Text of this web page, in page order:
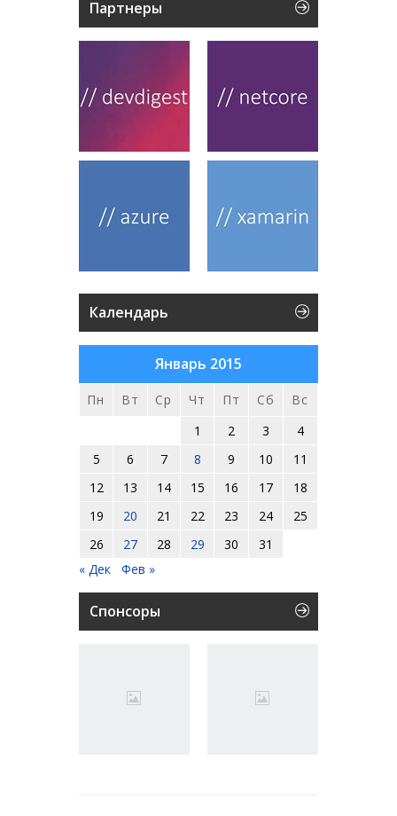
Партнеры
Календарь
Январь 2015
Пн Вт Ср Чт Пт Сб
Вс
1
2 3
4
5
6 7 8 9 10
11
12
13 14 15 16 17
18
19
20 21 22 23 24
25
26
27 28 29 30
31
« Дек
Фев »
Спонсоры